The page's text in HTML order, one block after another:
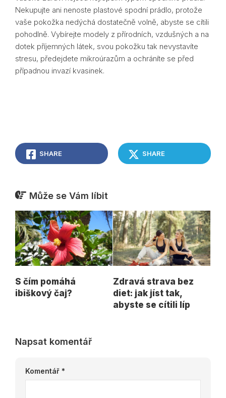
Nekupujte ani nenoste plastové spodní prádlo, protože
vaše pokožka nedýchá dostatečně volně, abyste se cítili
pohodlně. Vybírejte modely z přírodních, vzdušných a na
dotek příjemných látek, svou pokožku tak nevystavíte
stresu, předejdete mikroúrazům a ochráníte se před
případnou invazí kvasinek.
SHARE SHARE
Může se Vám líbit
S čím pomáhá
ibiškový čaj?
Zdravá strava bez
diet: jak jíst tak,
abyste se cítili líp
Napsat komentář
Komentář *